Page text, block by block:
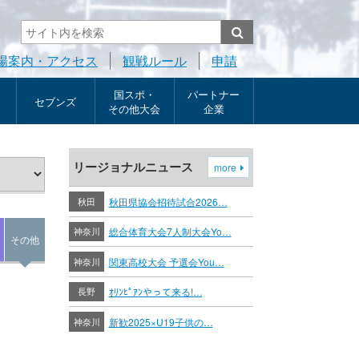
案内・アクセス 観戦ルール 申請
セブンズ
国スポ・
その他大会
パートナー
企業
その他
リージョナルニュース more
秋田 秋田県協会招待試合2026…
神奈川 総合体育大会7人制大会Yo…
神奈川 関東高校大会 予選会You…
長野 ｵﾘﾝﾋﾟｱﾝやって来る!…
神奈川 新歓2025×U19子供の…